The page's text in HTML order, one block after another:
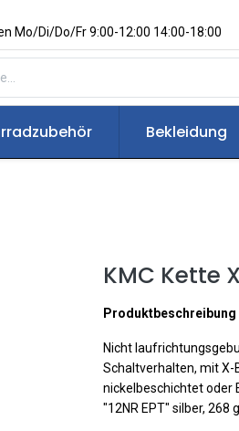
Mo/Di/Do/Fr 9:00-12:00 14:00-
Bekleidung
KMC Kette
Produktbeschreibung
Nicht
Schaltverhalten, mit X-
nickelbeschichtet oder
"12NR EPT" silber, 268 g